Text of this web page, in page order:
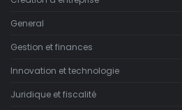
General
Gestion et finances
Innovation et technologie
Juridique et fiscalité